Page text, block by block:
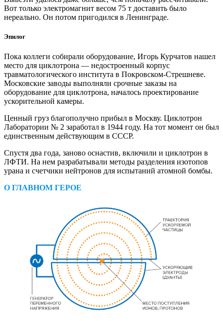
Вот только электромагнит весом 75 т доставить было
нереально. Он потом пригодился в Ленинграде.
Эпилог
Пока коллеги собирали оборудование, Игорь Курчатов нашел
место для циклотрона — ​недостроенный корпус
травматологического института в Покровском-Стрешневе.
Московские заводы выполняли срочные заказы на
оборудование для циклотрона, началось проектирование
ускорительной камеры.
Ценный груз благополучно прибыл в Москву. Циклотрон
Лаборатории № 2 заработал в 1944 году. На тот момент он был
единственным действующим в СССР.
Спустя два года, заново оснастив, включили и циклотрон в
ЛФТИ. На нем разрабатывали методы разделения изотопов
урана и счетчики нейтронов для испытаний атомной бомбы.
О ГЛАВНОМ ГЕРОЕ